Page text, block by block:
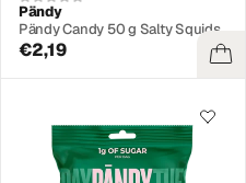
Pändy
Pändy Candy 50 g Salty Squids
€2,19